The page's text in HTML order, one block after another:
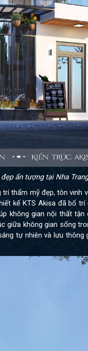
ấn tượng tại Nha
thẩm mỹ đẹp, tôn vinh
kế KTS Akisa đãbố trí
không gian nội thất
không gian sống
tự nhiên và lưu